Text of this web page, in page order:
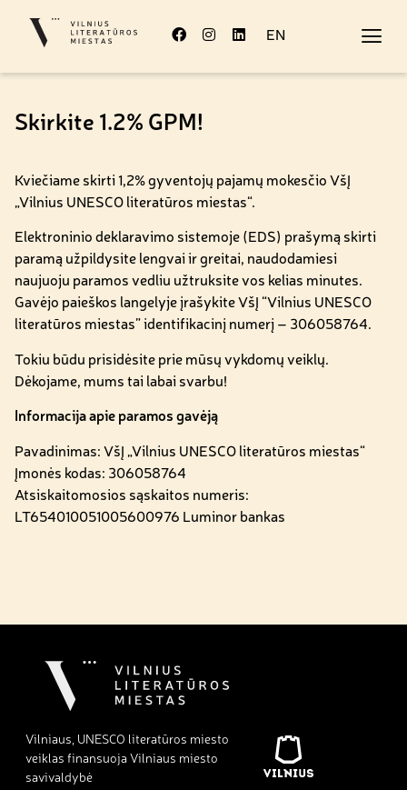
EN
Skirkite 1.2% GPM!
Kviečiame skirti 1,2% gyventojų pajamų mokesčio VšĮ
„Vilnius UNESCO literatūros miestas“.
Elektroninio deklaravimo sistemoje (EDS) prašymą skirti
paramą užpildysite lengvai ir greitai, naudodamiesi
naujuoju paramos vedliu užtruksite vos kelias minutes.
Gavėjo paieškos langelyje įrašykite VšĮ “Vilnius UNESCO
literatūros miestas” identifikacinį numerį – 306058764.
Tokiu būdu prisidėsite prie mūsų vykdomų veiklų.
Dėkojame, mums tai labai svarbu!
Informacija apie paramos gavėją
Pavadinimas: VšĮ „Vilnius UNESCO literatūros miestas“
Įmonės kodas: 306058764
Atsiskaitomosios sąskaitos numeris:
LT654010051005600976 Luminor bankas
Vilniaus, UNESCO literatūros miesto
veiklas finansuoja Vilniaus miesto
savivaldybė